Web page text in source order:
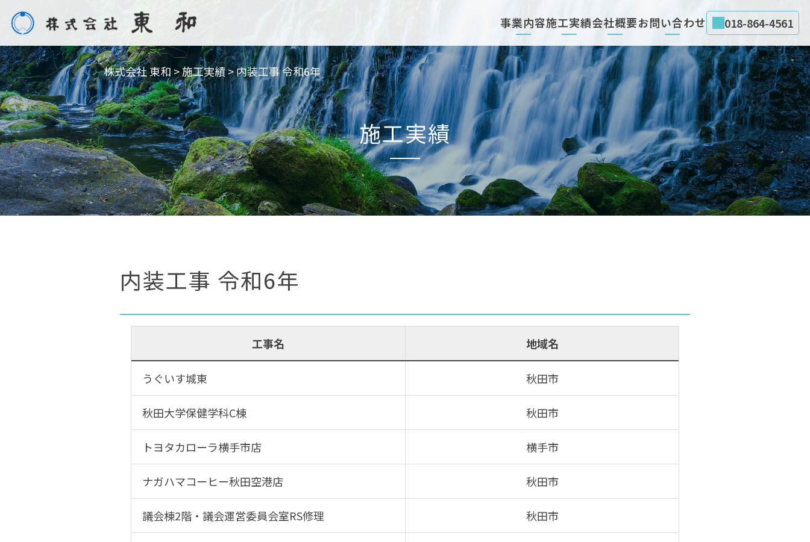
事業内容施工実績会社概要お問い合わせ 018-864-4561
株式会社 東和 >施工実績>内装工事 令和6年
施工実績
内装工事 令和6年
工事名 地域名
うぐいす城東 秋田市
秋田大学保健学科C棟 秋田市
トヨタカローラ横手市店 横手市
ナガハマコーヒー秋田空港店 秋田市
議会棟2階・議会運営委員会室RS修理 秋田市